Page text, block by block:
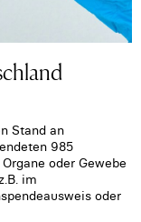
Stand an
985
oder Gewebe
im
oder